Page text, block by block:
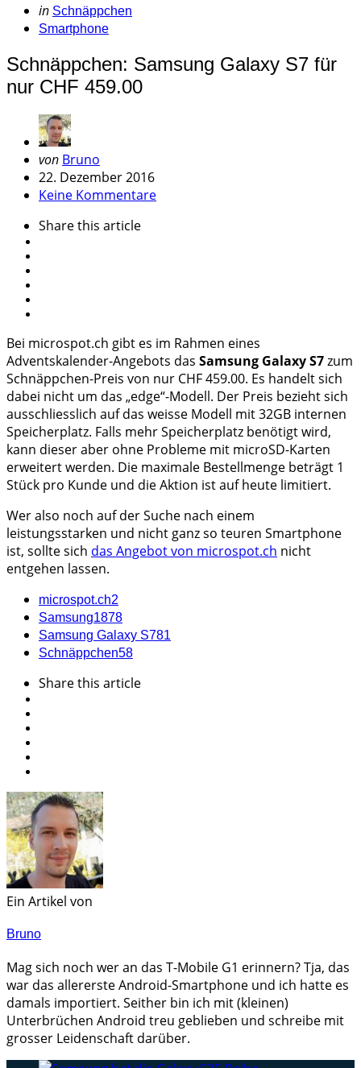
Categories
Posted
in
in Schnäppchen
Smartphone
Schnäppchen: Samsung Galaxy S7 für
nur CHF 459.00
Geschrieben
von
von Bruno
22. Dezember 2016
Keine Kommentare
Sharethis article
Bei microspot.ch gibt es im Rahmen eines
Adventskalender-Angebots das Samsung Galaxy S7zum
Schnäppchen-Preis von nur CHF 459.00. Es handelt sich
dabei nicht um das „edge“-Modell. Der Preis bezieht sich
ausschliesslich auf das weisse Modell mit 32GB internen
Speicherplatz. Falls mehr Speicherplatz benötigt wird,
kann dieser aber ohne Probleme mit microSD-Karten
erweitert werden. Die maximale Bestellmenge beträgt 1
Stück pro Kunde und die Aktion ist auf heute limitiert.
Wer also noch auf der Suche nach einem
leistungsstarken und nicht ganz so teuren Smartphone
ist, sollte sich das Angebot von microspot.ch nicht
entgehen lassen.
microspot.ch2
Samsung1878
Samsung Galaxy S781
Schnäppchen58
Sharethis article
Ein Artikel von
Bruno
Mag sich noch wer an das T-Mobile G1 erinnern? Tja, das
war das allererste Android-Smartphone und ich hatte es
damals importiert. Seither bin ich mit (kleinen)
Unterbrüchen Android treu geblieben und schreibe mit
grosser Leidenschaft darüber.